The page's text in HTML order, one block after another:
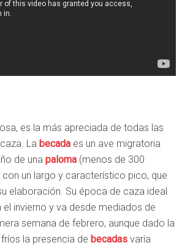
es la más apreciada de todas las
La becada es un ave migratoria
de una paloma (menos de 300
un largo y característico pico, que
elaboración. Su época de caza ideal
invierno y va desde mediados de
semana de febrero, aunque dado la
la presencia de becadas varía